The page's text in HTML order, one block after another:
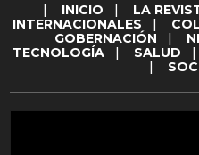
| INICIO | LA
INTERNACIONALES |
GOBERNACIÓN |
TECNOLOGÍA | SALUD
|